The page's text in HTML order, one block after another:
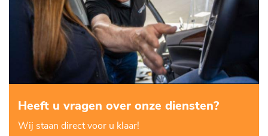
Heeft u vragen over onze diensten?
Wij staan direct voor u klaar!